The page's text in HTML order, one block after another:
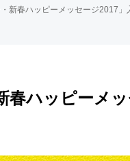
新春ハッピーメッセージ2017」
春ハッピーメ